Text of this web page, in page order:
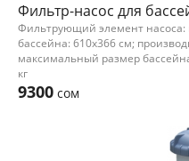
Фильтр-насос для
Фильтрующий элемент
бассейна: 610x366 см;
максимальный размер
кг
9300 сом